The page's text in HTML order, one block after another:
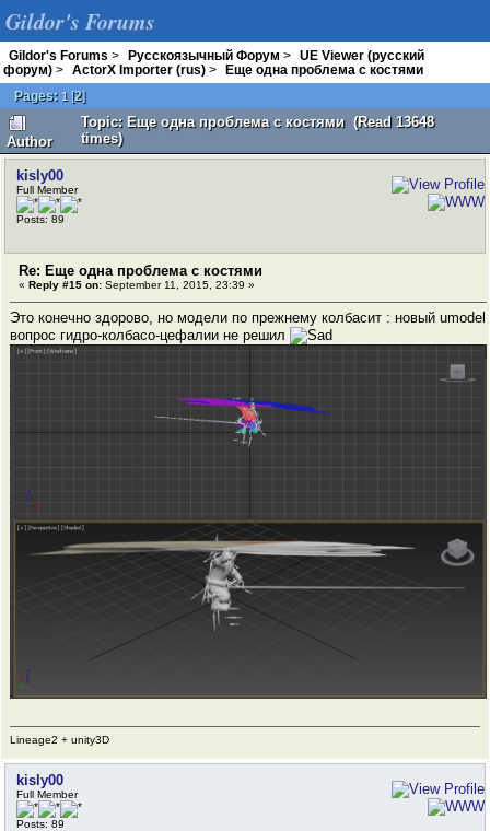
Gildor's Forums
Gildor's Forums > Русскоязычный Форум >
UE Viewer (русский
форум) > ActorX Importer (rus) >
Еще одна проблема с костями
Pages: 1 [2]
Author
Topic: Еще одна проблема с костями (Read 13648
times)
kisly00
Full Member
Posts: 89
Re: Еще одна проблема с костями
« Reply #15 on: September 11, 2015, 23:39 »
Это конечно здорово, но модели по прежнему колбасит : новый umodel
вопрос гидро-колбасо-цефалии не решил
Lineage2 + unity3D
kisly00
Full Member
Posts: 89